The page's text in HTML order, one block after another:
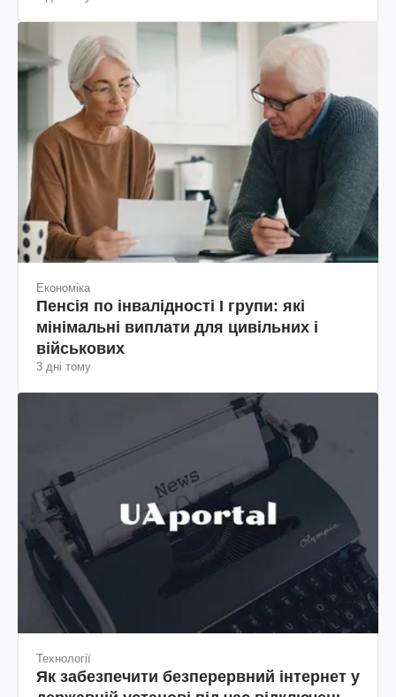
Економіка
Пенсія по інвалідності I групи: які
мінімальні виплати для цивільних і
військових
3 дні тому
Технології
Як забезпечити безперервний інтернет у